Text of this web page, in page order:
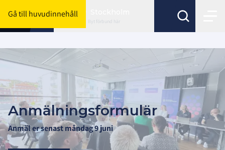
Gå till huvudinnehåll
Byt förbund här
Anmälningsformulär
Anmäl er senast måndag 9 juni